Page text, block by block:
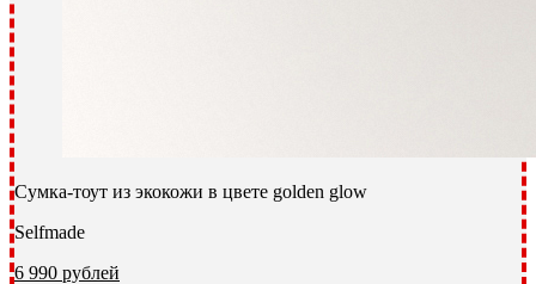
Сумка-тоут из экокожи в цвете golden glow
Selfmade
6 990 рублей